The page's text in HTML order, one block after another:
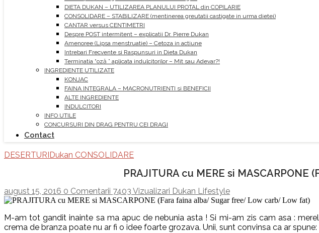
DIETA DUKAN – UTILIZAREA PLANULUI PROTAL din COPILARIE
CONSOLIDARE – STABILIZARE (mentinerea greutatii castigate in urma dietei)
CANTAR versus CENTIMETRI
Despre POST intermitent – explicatii Dr. Pierre Dukan
Amenoree (Lipsa menstruatie) – Cetoza in actiune
Intrebari Frecvente si Raspunsuri in Dieta Dukan
Terminatia “oză ” aplicata indulcitorilor – Mit sau Adevar?!
INGREDIENTE UTILIZATE
KONJAC
FAINA INTEGRALA – MACRONUTRIENTI si BENEFICII
ALTE INGREDIENTE
INDULCITORI
INFO UTILE
CONCURSURI DIN DRAG PENTRU CEI DRAGI
Contact
DESERTURIDukan CONSOLIDARE
PRAJITURA cu MERE si
august 15, 2016 0 Comentarii 7403 Vizualizari Dukan Lifestyle
M-am tot gandit inainte sa ma apuc de nebunia asta ! Si mi-am zis cam asa :
crema de branza poate nu ar fi o idee foarte grozava. Unii, sunt convinsa ca ar